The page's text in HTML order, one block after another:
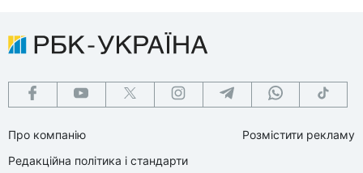
Про компанію
Редакційна політика і стандарти
Розмістити рекламу